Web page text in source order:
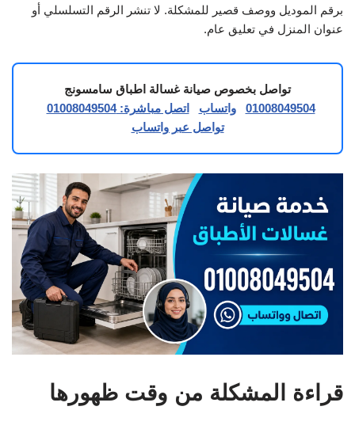
برقم الموديل ووصف قصير للمشكلة. لا تنشر الرقم التسلسلي أو
عنوان المنزل في تعليق عام.
تواصل بخصوص صيانة غسالة اطباق سامسونج
01008049504
واتساب
اتصل مباشرة: 01008049504
تواصل عبر واتساب
قراءة المشكلة من وقت ظهورها